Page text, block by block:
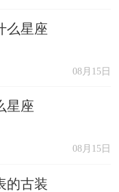
么星座
08月15日
星座
08月15日
的古装